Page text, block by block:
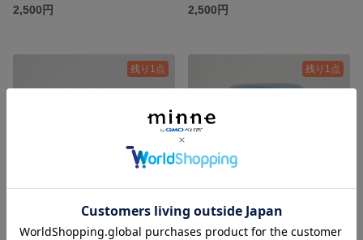
2,500円
2,500円
残り1点
可愛いガラスの帯留
残り1点
ガラスの帯留（清涼感）